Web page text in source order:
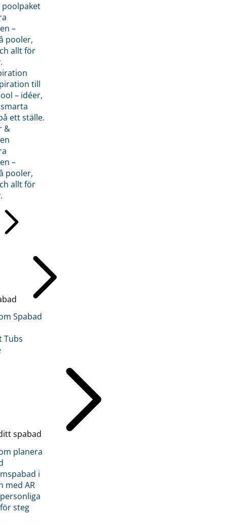
–
pooler,
allt för
till
– idéer,
ett ställe.
&
–
pooler,
allt för
Spabad
Tubs
spabad
planera
i
med AR
steg